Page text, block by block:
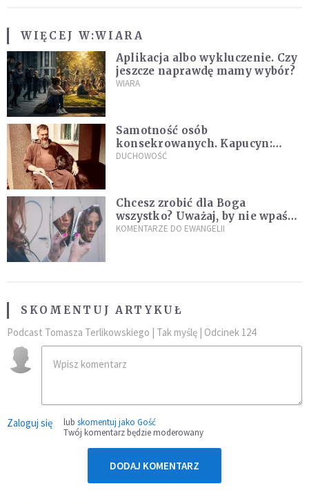
WIĘCEJ W:WIARA
Aplikacja albo wykluczenie. Czy
jeszcze naprawdę mamy wybór?
WIARA
Samotność osób
konsekrowanych. Kapucyn:
Życie w pojedynkę rzadko jest
DUCHOWOŚĆ
Chcesz zrobić dla Boga
wszystko? Uważaj, by nie wpaść
w groźną pułapkę
KOMENTARZE DO EWANGELII
SKOMENTUJ ARTYKUŁ
Podcast Tomasza Terlikowskiego | Tak myślę | Odcinek 124
Zaloguj się lub skomentuj jako Gość
Twój komentarz będzie moderowany
DODAJ KOMENTARZ